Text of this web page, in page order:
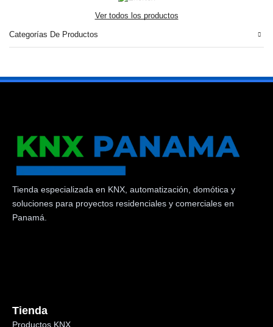
Ver todos los productos
Categorías De Productos
Tienda especializada en KNX, automatización, domótica y
soluciones para proyectos residenciales y comerciales en
Panamá.
Tienda
Productos KNX